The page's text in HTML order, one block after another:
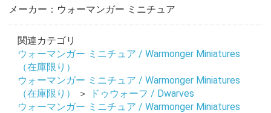
メーカー：ウォーマンガー ミニチュア
関連カテゴリ
ウォーマンガー ミニチュア / Warmonger Miniatures
（在庫限り）
ウォーマンガー ミニチュア / Warmonger Miniatures
（在庫限り）
＞
ドゥウォーフ / Dwarves
ウォーマンガー ミニチュア / Warmonger Miniatures